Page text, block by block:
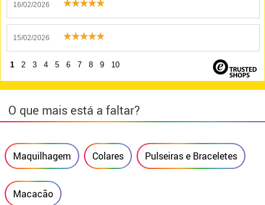
16/02/2026
15/02/2026
1 2 3 4 5 6 7 8 9 10
O que mais está a faltar?
Maquilhagem Colares Pulseiras e Braceletes
Macacão